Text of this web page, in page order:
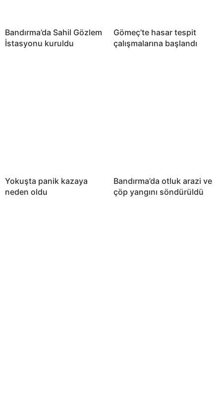
Bandırma’da Sahil Gözlem
İstasyonu kuruldu
Gömeç’te hasar tespit
çalışmalarına başlandı
Yokuşta panik kazaya
neden oldu
Bandırma’da otluk arazi ve
çöp yangını söndürüldü